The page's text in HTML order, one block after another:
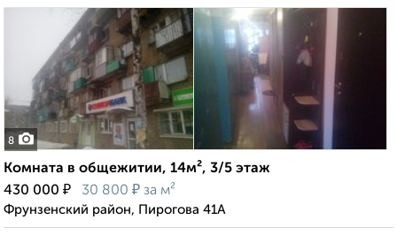
8
Комната в общежитии, 14м², 3/5 этаж
430 000 ₽ 30 800 ₽ за м²
Фрунзенский район, Пирогова 41А